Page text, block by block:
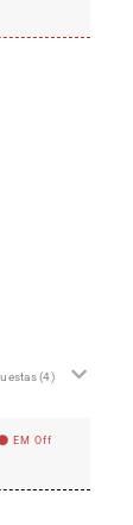
(4)
EM Off